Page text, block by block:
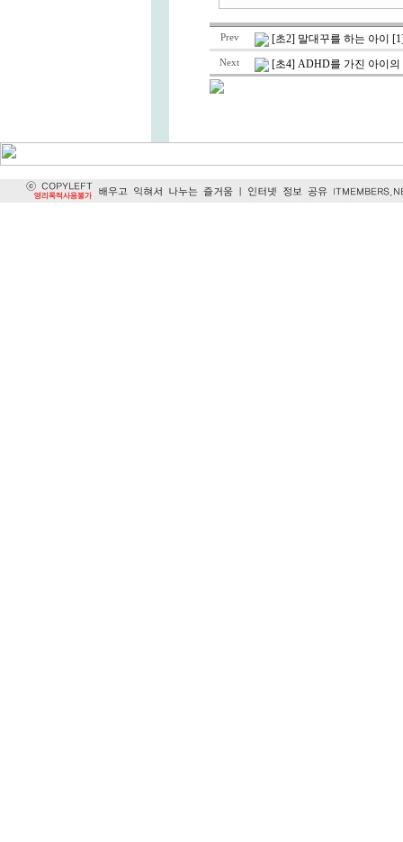
Prev [초2] 말대꾸를 하는 아이
Next [초4] ADHD를 가진 아이의